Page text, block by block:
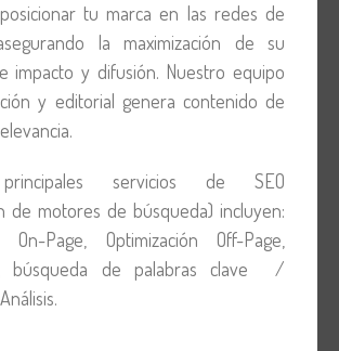
tu marca en las redes de
la maximización de su
impacto y difusión. Nuestro equipo
y editorial genera contenido de
servicios de SEO
de motores de búsqueda) incluyen:
On-Page, Optimización Off-Page,
búsqueda de palabras clave /